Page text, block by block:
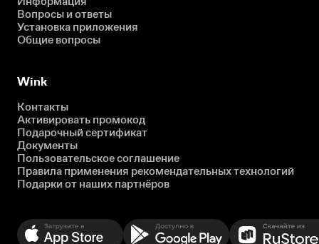
Вопросы и ответы
Установка приложения
Общие вопросы
Wink
Контакты
Активировать промокод
Подарочный сертификат
Документы
Пользовательское соглашение
Правила применения рекомендательных технологий
Подарки от наших партнёров